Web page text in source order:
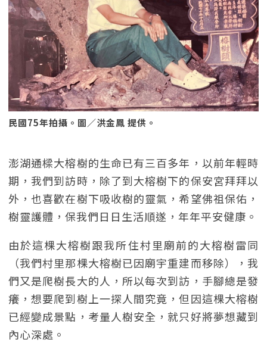
民國75年拍攝。圖／洪金鳳 提供。
澎湖通樑大榕樹的生命已有三百多年，以前年輕時
期，我們到訪時，除了到大榕樹下的保安宮拜拜以
外，也喜歡在樹下吸收樹的靈氣，希望佛祖保佑，
樹靈護體，保我們日日生活順遂，年年平安健康。
由於這棵大榕樹跟我所住村里廟前的大榕樹雷同
（我們村里那棵大榕樹已因廟宇重建而移除），我
們又是爬樹長大的人，所以每次到訪，手腳總是發
癢，想要爬到樹上一探人間究竟，但因這棵大榕樹
已經變成景點，考量人樹安全，就只好將夢想藏到
內心深處。